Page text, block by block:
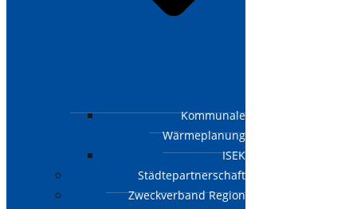
Kommunale
Wärmeplanung
ISEK
Städtepartnerschaft
Zweckverband Region